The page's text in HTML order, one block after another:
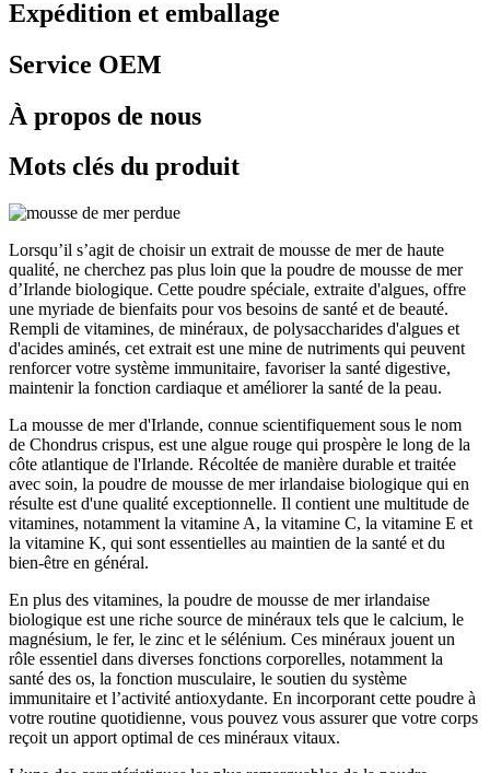
Expédition et emballage
Service OEM
À propos de nous
Mots clés du produit
Lorsqu’il s’agit de choisir un extrait de mousse de mer de haute
qualité, ne cherchez pas plus loin que la poudre de mousse de mer
d’Irlande biologique. Cette poudre spéciale, extraite d'algues, offre
une myriade de bienfaits pour vos besoins de santé et de beauté.
Rempli de vitamines, de minéraux, de polysaccharides d'algues et
d'acides aminés, cet extrait est une mine de nutriments qui peuvent
renforcer votre système immunitaire, favoriser la santé digestive,
maintenir la fonction cardiaque et améliorer la santé de la peau.
La mousse de mer d'Irlande, connue scientifiquement sous le nom
de Chondrus crispus, est une algue rouge qui prospère le long de la
côte atlantique de l'Irlande. Récoltée de manière durable et traitée
avec soin, la poudre de mousse de mer irlandaise biologique qui en
résulte est d'une qualité exceptionnelle. Il contient une multitude de
vitamines, notamment la vitamine A, la vitamine C, la vitamine E et
la vitamine K, qui sont essentielles au maintien de la santé et du
bien-être en général.
En plus des vitamines, la poudre de mousse de mer irlandaise
biologique est une riche source de minéraux tels que le calcium, le
magnésium, le fer, le zinc et le sélénium. Ces minéraux jouent un
rôle essentiel dans diverses fonctions corporelles, notamment la
santé des os, la fonction musculaire, le soutien du système
immunitaire et l’activité antioxydante. En incorporant cette poudre à
votre routine quotidienne, vous pouvez vous assurer que votre corps
reçoit un apport optimal de ces minéraux vitaux.